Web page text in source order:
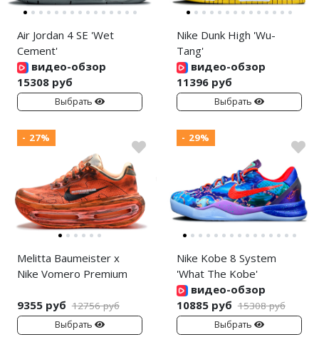
Air Jordan 4 SE 'Wet
Cement'
видео-обзор
15308 руб
Выбрать
Nike Dunk High 'Wu-
Tang'
видео-обзор
11396 руб
Выбрать
- 27%
Melitta Baumeister x
Nike Vomero Premium
9355 руб 12756 руб
Выбрать
- 29%
Nike Kobe 8 System
'What The Kobe'
видео-обзор
10885 руб 15308 руб
Выбрать